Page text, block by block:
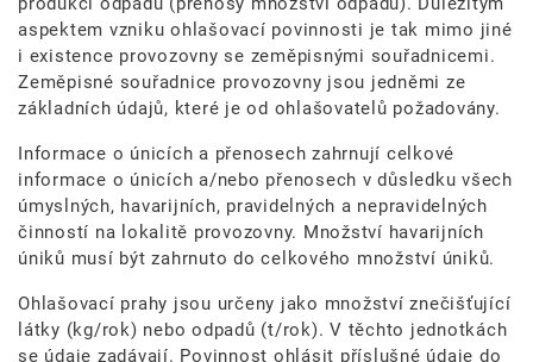
aspektem vzniku ohlašovací povinnosti je tak mimo jiné
i existence provozovny se zeměpisnými souřadnicemi.
Zeměpisné souřadnice provozovny jsou jedněmi ze
základních údajů, které je od ohlašovatelů požadovány.
Informace o únicích a přenosech zahrnují celkové
informace o únicích a/nebo přenosech v důsledku všech
úmyslných, havarijních, pravidelných a nepravidelných
činností na lokalitě provozovny. Množství havarijních
úniků musí být zahrnuto do celkového množství úniků.
Ohlašovací prahy jsou určeny jako množství znečišťující
látky (kg/rok) nebo odpadů (t/rok). V těchto jednotkách
se údaje zadávají. Povinnost ohlásit příslušné údaje do